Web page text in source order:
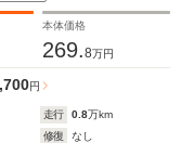
本体価格
269.8万円
円
走行 0.8万km
修復
なし